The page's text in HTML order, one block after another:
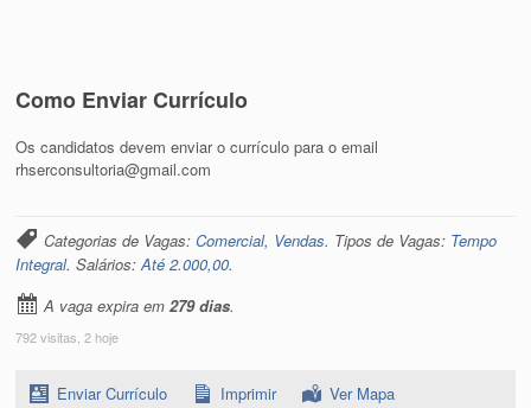
Como Enviar Currículo
Os candidatos devem enviar o currículo para o email
rhserconsultoria@gmail.com
Categorias de Vagas:Comercial, Vendas. Tipos de Vagas: Tempo
Integral. Salários:Até 2.000,00.
A vaga expira em279 dias.
792 visitas, 2 hoje
Enviar Currículo Imprimir Ver Mapa